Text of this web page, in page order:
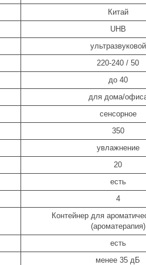
Китай
UHB
ультразвуковой
220-240 / 50
до 40
для дома/
сенсорное
350
увлажнение
20
есть
4
Контейнер для
(ароматерапия)
есть
менее 35 дБ